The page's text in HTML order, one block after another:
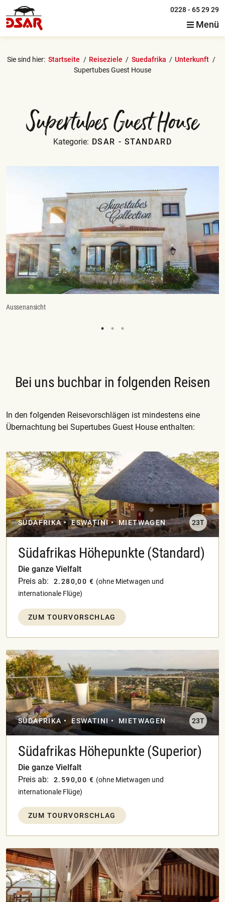
0228 - 65 29 29
Menü
Sie sind hier: Startseite Reiseziele Suedafrika
Unterkunft
Supertubes Guest House
Supertubes Guest House
Kategorie: DSAR - STANDARD
Aussenansicht
Bei uns buchbar in folgenden Reisen
In den folgenden Reisevorschlägen ist mindestens eine
Übernachtung bei Supertubes Guest House enthalten:
SÜDAFRIKA ESWATINI MIETWAGEN 23T
Südafrikas Höhepunkte (Standard)
Die ganze Vielfalt
Preis ab:
2.280,00 € (ohne Mietwagen und
internationale Flüge)
ZUM TOURVORSCHLAG
SÜDAFRIKA ESWATINI MIETWAGEN 23T
Südafrikas Höhepunkte (Superior)
Die ganze Vielfalt
Preis ab:
2.590,00 € (ohne Mietwagen und
internationale Flüge)
ZUM TOURVORSCHLAG